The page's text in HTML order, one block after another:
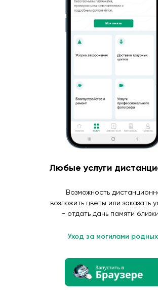
Любые услуги
Возможность
возложить цветы или заказать
- отдать дань памяти
Уход за могилами